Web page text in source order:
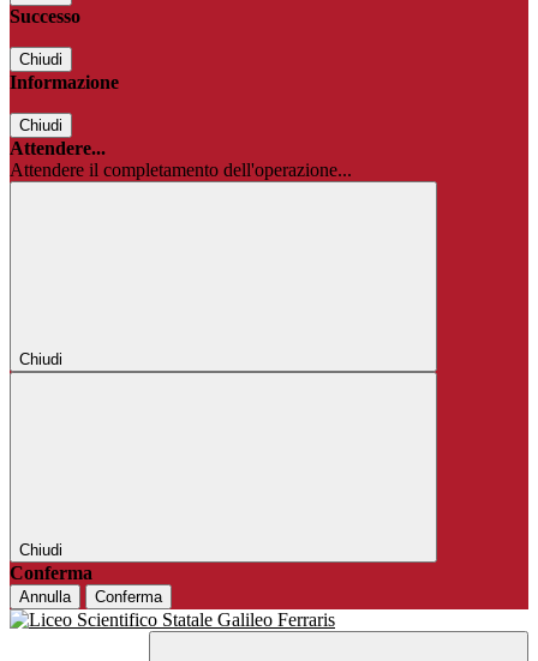
Successo
Chiudi
Informazione
Chiudi
Attendere...
Attendere il completamento dell'operazione...
Chiudi
Chiudi
Conferma
Annulla Conferma